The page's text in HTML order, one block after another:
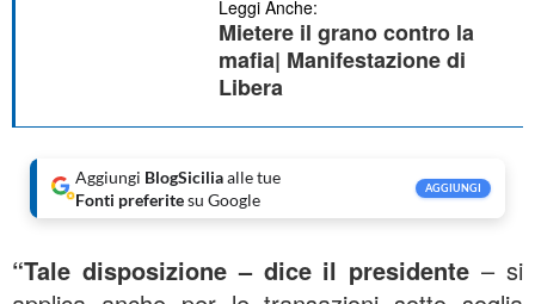
Leggi Anche:
Mietere il grano contro la
mafia| Manifestazione di
Libera
Aggiungi BlogSiciliaalle tue
Fonti preferitesu Google
AGGIUNGI
“Tale disposizione – dice il presidente – si